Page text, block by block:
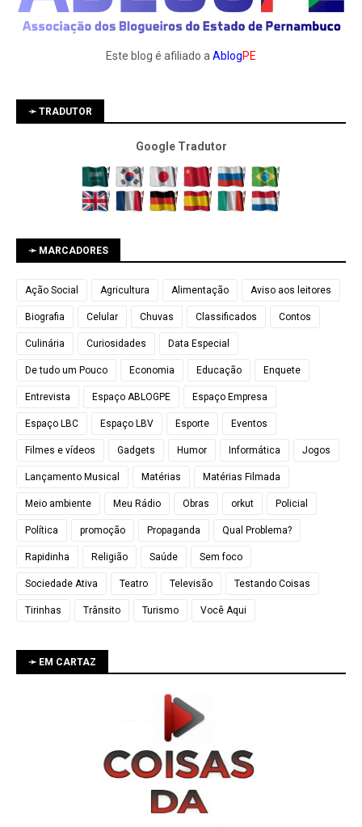
Este blog é afiliado a AblogPE
➛ TRADUTOR
Google Tradutor
➛ MARCADORES
Ação Social Agricultura Alimentação Aviso aos leitores
Biografia Celular Chuvas Classificados Contos
Culinária Curiosidades Data Especial
De tudo um Pouco Economia Educação Enquete
Entrevista Espaço ABLOGPE Espaço Empresa
Espaço LBC Espaço LBV Esporte Eventos
Filmes e vídeos Gadgets Humor Informática Jogos
Lançamento Musical Matérias Matérias Filmada
Meio ambiente Meu Rádio Obras orkut Policial
Política promoção Propaganda Qual Problema?
Rapidinha Religião Saúde Sem foco
Sociedade Ativa Teatro Televisão Testando Coisas
Tirinhas Trânsito Turismo Você Aqui
➛ EM CARTAZ